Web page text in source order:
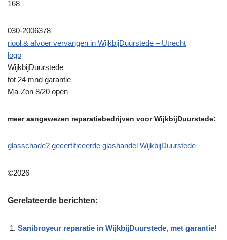
168
030-2006378
riool & afvoer vervangen in WijkbijDuurstede – Utrecht
logo
WijkbijDuurstede
tot 24 mnd garantie
Ma-Zon 8/20 open
meer aangewezen reparatiebedrijven voor WijkbijDuurstede:
glasschade? gecertificeerde glashandel WijkbijDuurstede
©2026
Gerelateerde berichten:
Sanibroyeur reparatie in WijkbijDuurstede, met garantie!